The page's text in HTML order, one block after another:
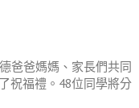
爸爸媽媽、家長們共同
祝福禮 。 48位同學將分